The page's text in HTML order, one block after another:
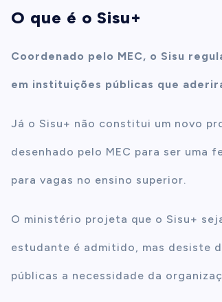
O que é o Sisu+
Coordenado pelo MEC, o Sisu
em instituições públicas que
Já o Sisu+ não constitui um novo
desenhado pelo MEC para ser
para vagas no ensino superior.
O ministério projeta que o Sisu+
estudante é admitido, mas desiste
públicas a necessidade da